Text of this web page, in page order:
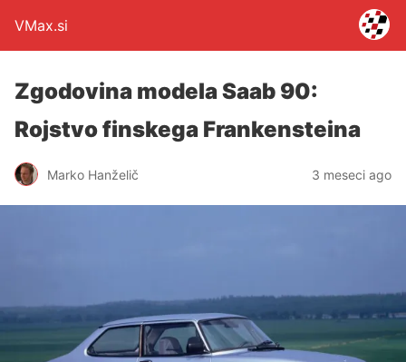
VMax.si
Zgodovina modela Saab 90:
Rojstvo finskega Frankensteina
Marko Hanželič 3 meseci ago